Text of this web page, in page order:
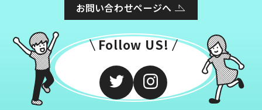
お問い合わせページへ
Follow US!